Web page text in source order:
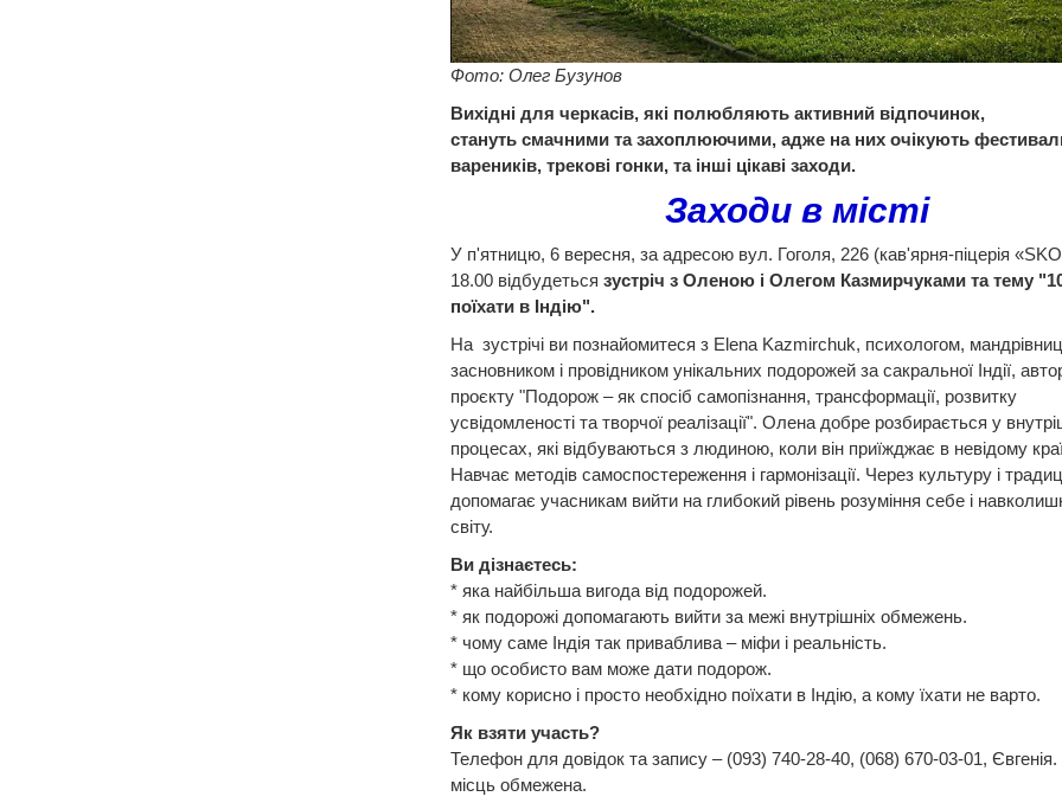
Фото: Олег Бузунов
Вихідні для черкасів, які полюбляють активний відпочинок,
стануть смачними та захоплюючими, адже на них очікують
вареників, трекові гонки, та інші цікаві заходи.
Заходи в місті
У п'ятницю, 6 вересня, за адресою вул. Гоголя, 226 (кав'ярня-піцерія
18.00 відбудеться зустріч з Оленою і Олегом Казмирчуками та тему
поїхати в Індію".
На зустрічі ви познайомитеся з Elena Kazmirchuk, психологом,
засновником і провідником унікальних подорожей за сакральної Індії,
проєкту "Подорож – як спосіб самопізнання, трансформації, розвитку
усвідомленості та творчої реалізації". Олена добре розбирається у
процесах, які відбуваються з людиною, коли він приїжджає в невідому
Навчає методів самоспостереження і гармонізації. Через культуру і
допомагає учасникам вийти на глибокий рівень розуміння себе і
світу.
Ви дізнаєтесь:
* яка найбільша вигода від подорожей.
* як подорожі допомагають вийти за межі внутрішніх обмежень.
* чому саме Індія так приваблива – міфи і реальність.
* що особисто вам може дати подорож.
* кому корисно і просто необхідно поїхати в Індію, а кому їхати не варто.
Як взяти участь?
Телефон для довідок та запису – (093) 740-28-40, (068) 670-03-01, Євгенія.
місць обмежена.